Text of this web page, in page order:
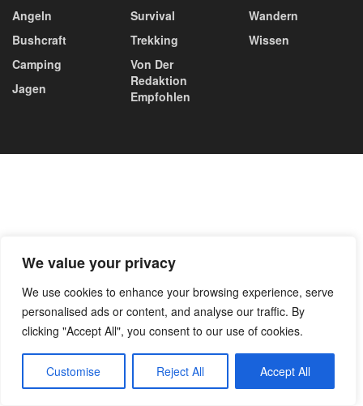
We value your privacy
We use cookies to enhance your browsing experience, serve
personalised ads or content, and analyse our traffic. By
clicking "Accept All", you consent to our use of cookies.
Customise Reject All Accept All
Angeln
Bushcraft
Camping
Jagen
Survival
Trekking
Von Der
Redaktion
Empfohlen
Wandern
Wissen